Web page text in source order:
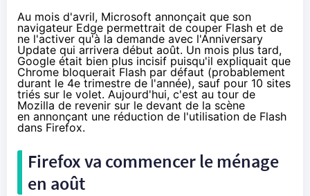
Au mois d'avril, Microsoft annonçait que son
navigateur Edge permettrait de couper Flash et de
ne l'activer qu'à la demande avec l'Anniversary
Update qui arrivera début août. Un mois plus tard,
Google était bien plus incisif puisqu'il expliquait que
Chrome bloquerait Flash par défaut (probablement
durant le 4e trimestre de l'année), sauf pour 10 sites
triés sur le volet. Aujourd'hui, c'est au tour de
Mozilla de revenir sur le devant de la scène
en annonçant une réduction de l'utilisation de Flash
dans Firefox.
Firefox va commencer le ménage
en août